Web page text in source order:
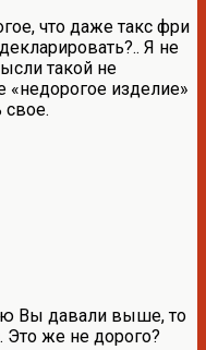
что даже такс фри
Я не
такой не
«недорогое изделие»
Вы давали выше, то
Это же не дорого?